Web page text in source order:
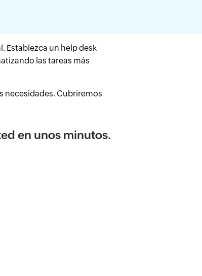
Establezca un help desk
las tareas más
necesidades. Cubriremos
en unos minutos.